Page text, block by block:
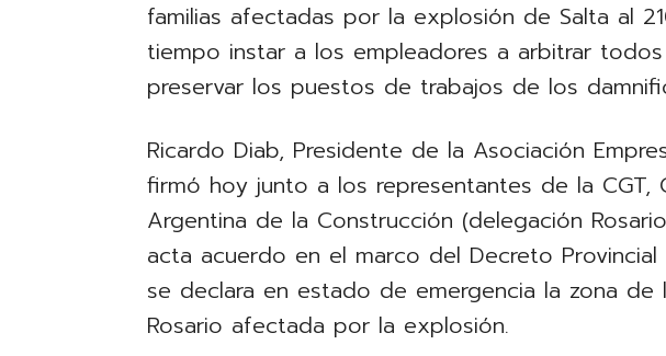
familias afectadas por la explosión de Salta al
tiempo instar a los empleadores a arbitrar
preservar los puestos de trabajos de los
Ricardo Diab, Presidente de la Asociación
firmó hoy junto a los representantes de la CGT,
Argentina de la Construcción (delegación
acta acuerdo en el marco del Decreto
se declara en estado de emergencia la zona de
Rosario afectada por la explosión.